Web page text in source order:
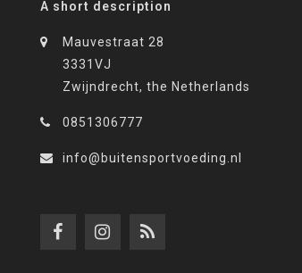
A short description
Mauvestraat 28
3331VJ
Zwijndrecht, the Netherlands
0851306777
info@buitensportvoeding.nl